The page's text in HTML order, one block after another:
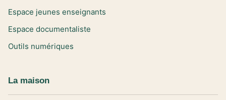
Espace jeunes enseignants
Espace documentaliste
Outils numériques
La maison